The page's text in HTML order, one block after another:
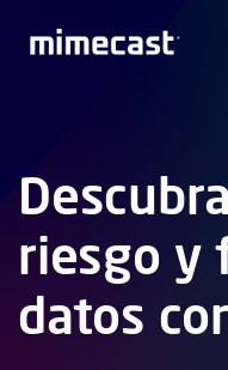
riesgo y
datos